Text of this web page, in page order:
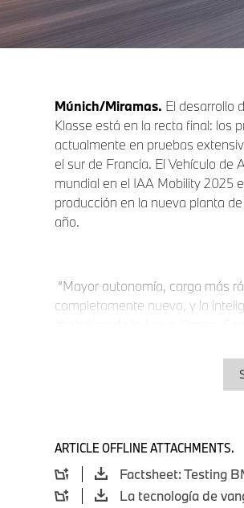
Múnich/Miramas. El desarrollo
Klasse está en la recta final: los
actualmente en pruebas
el sur de Francia. El Vehículo de
mundial en el IAA Mobility 2025
producción en la nueva planta
año.
“Mayor autonomía, carga más
completamente nuevo, y la
fundamentales con el claro
nivel completamente nuevo”,
carretera. Todos los futuros
ARTICLE OFFLINE ATTACHMENTS.
Factsheet: Testing